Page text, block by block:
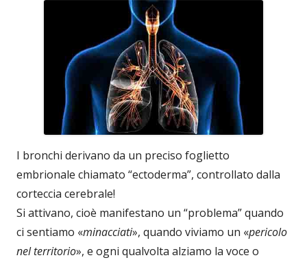
I bronchi derivano da un preciso foglietto
embrionale chiamato “ectoderma”, controllato dalla
corteccia cerebrale!
Si attivano, cioè manifestano un “problema” quando
ci sentiamo «minacciati», quando viviamo un «pericolo
nel territorio», e ogni qualvolta alziamo la voce o